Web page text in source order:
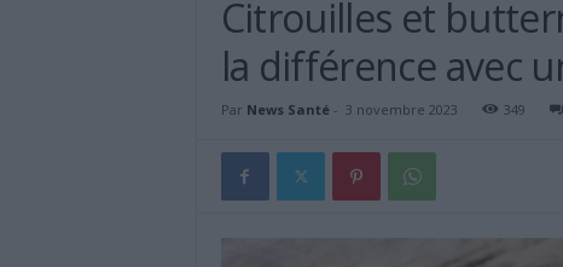
Citrouilles et
la différence avec
Par News Santé- 3 novembre 2023 349